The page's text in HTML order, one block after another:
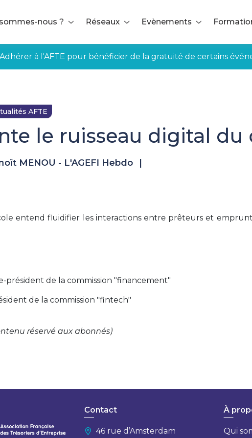
nous ?
Réseaux Evènements
Adhérer à l'AFTE pour bénéficier de la gratuité de certains
AFTE
le ruisseau digital
MENOU - L'AGEFI Hebdo
entend fluidifier les interactions entre prêteurs et
président de la commission "financement"
de la commission "fintech"
réservé aux abonnés)
Contact
46 rue d’Amsterdam
À
Qui